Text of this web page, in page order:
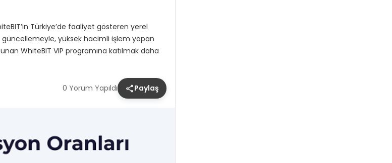
Türkiye’de faaliyet gösteren yerel
güncellemeyle, yüksek hacimli işlem yapan
WhiteBIT VIP programına katılmak daha
0 Yorum Yapıldı Paylaş